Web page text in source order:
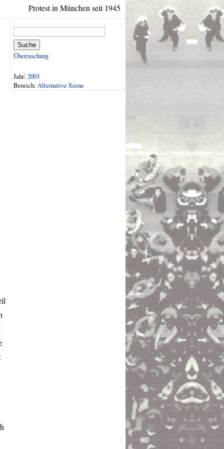
Protest in München seit 1945
Suche
Überraschung
Jahr: 2003
Bereich: Alternative Szene